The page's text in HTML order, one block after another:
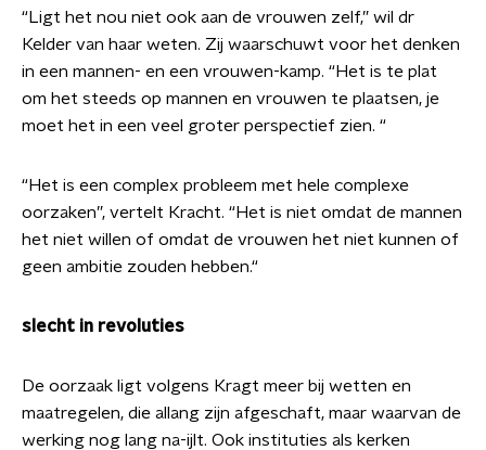
“Ligt het nou niet ook aan de vrouwen zelf,” wil dr
Kelder van haar weten. Zij waarschuwt voor het denken
in een mannen- en een vrouwen-kamp. “Het is te plat
om het steeds op mannen en vrouwen te plaatsen, je
moet het in een veel groter perspectief zien. “
“Het is een complex probleem met hele complexe
oorzaken”, vertelt Kracht. “Het is niet omdat de mannen
het niet willen of omdat de vrouwen het niet kunnen of
geen ambitie zouden hebben.“
slecht in revoluties
De oorzaak ligt volgens Kragt meer bij wetten en
maatregelen, die allang zijn afgeschaft, maar waarvan de
werking nog lang na-ijlt. Ook instituties als kerken